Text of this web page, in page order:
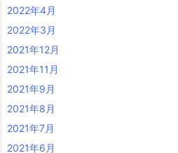
2022年4月
2022年3月
2021年12月
2021年11月
2021年9月
2021年8月
2021年7月
2021年6月